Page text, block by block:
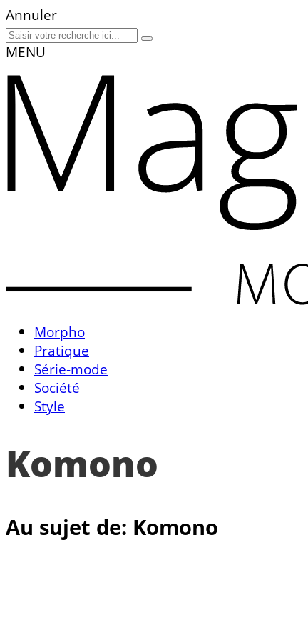
Annuler
MENU
Morpho
Pratique
Série-mode
Société
Style
Komono
Au sujet de: Komono